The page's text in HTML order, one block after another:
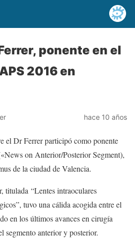
ponente en el
2016 en
hace 10 años
el Dr Ferrer participó como ponente
on Anterior/Posterior Segment),
de la ciudad de Valencia.
titulada “Lentes intraoculares
tuvo una cálida acogida entre el
en los últimos avances en cirugía
segmento anterior y posterior.